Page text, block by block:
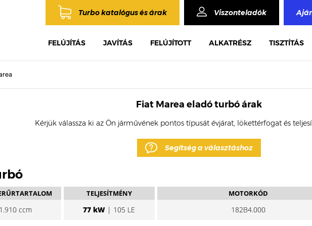
Turbo katalógus és árak Viszonteladók
FELÚJÍTÁS JAVÍTÁS FELÚJÍTOTT ALKATRÉSZ TISZTÍTÁS
Fiat Marea eladó turbó árak
Kérjük válassza ki az Ön járművének pontos típusát évjárat, lökettérfogat és
Segítség a választáshoz
1.910 ccm
TELJESÍTMÉNY
77 kW | 105 LE
MOTORKÓD
182B4.000